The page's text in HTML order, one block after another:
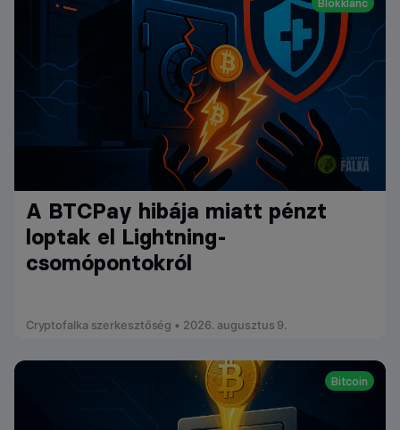
Blokklánc
A BTCPay hibája miatt pénzt
loptak el Lightning-
csomópontokról
Cryptofalka szerkesztőség • 2026. augusztus 9.
Bitcoin